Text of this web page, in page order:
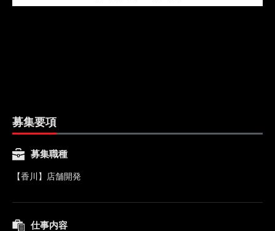
募集要項
募集職種
【香川】店舗開発
仕事内容